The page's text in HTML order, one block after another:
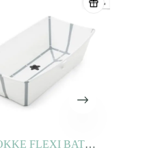
STOKKE FLEXI BATH X-LARGE Blanc